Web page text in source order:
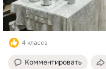
4 класса
Комментировать